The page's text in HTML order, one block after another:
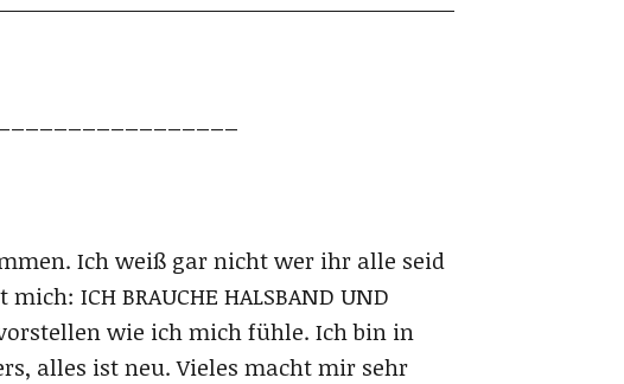
Ich weiß gar nicht wer ihr alle seid
ICH BRAUCHE HALSBAND UND
vorstellen wie ich mich fühle. Ich bin in
alles ist neu. Vieles macht mir sehr